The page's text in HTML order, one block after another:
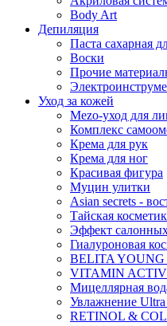
Body Art
Депиляция
Паста сахарная
Воски
Прочие
Уход за кожей
Mezo-уход для
Комплекс
Крема для рук
Крема для ног
Красивая фигура
Муцин улитки
Asian seсrets -
Тайская
Эффект
Гиалуроновая
BELITA YOUNG
VITAMIN
Мицеллярная
Увлажнение
RETINOL &